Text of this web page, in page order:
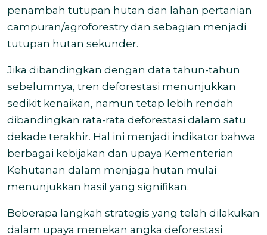
penambah tutupan hutan dan lahan pertanian
campuran/agroforestry dan sebagian menjadi
tutupan hutan sekunder.
Jika dibandingkan dengan data tahun-tahun
sebelumnya, tren deforestasi menunjukkan
sedikit kenaikan, namun tetap lebih rendah
dibandingkan rata-rata deforestasi dalam satu
dekade terakhir. Hal ini menjadi indikator bahwa
berbagai kebijakan dan upaya Kementerian
Kehutanan dalam menjaga hutan mulai
menunjukkan hasil yang signifikan.
Beberapa langkah strategis yang telah dilakukan
dalam upaya menekan angka deforestasi